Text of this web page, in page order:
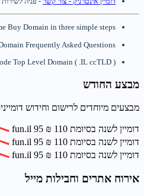
Buy Domain in three simple steps
Frequently Asked Questions
Top Level Domain ( .IL ccTLD ).
מבצע החודש
מבצעים מיוחדים לרישום וחידוש
דומיין לשנה בסיומת fun.il 95 ₪ 110
דומיין לשנה בסיומת fun.il 95 ₪ 110
דומיין לשנה בסיומת fun.il 95 ₪ 110
אירוח אתרים וחבילות מייל